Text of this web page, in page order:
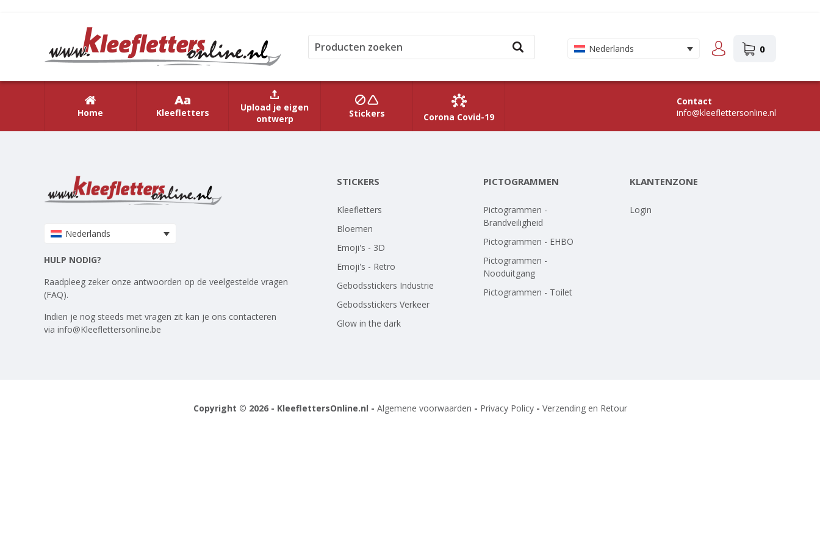
Nederlands 0
Home Kleefletters
Upload je eigen
ontwerp
Stickers Corona Covid-19
Contact
info@kleeflettersonline.nl
Nederlands
HULP NODIG?
Raadpleeg zeker onze antwoorden op de veelgestelde vragen
(FAQ).
Indien je nog steeds met vragen zit kan je ons contacteren
via info@Kleeflettersonline.be
STICKERS
Kleefletters
Bloemen
Emoji's - 3D
Emoji's - Retro
Gebodsstickers Industrie
Gebodsstickers Verkeer
Glow in the dark
PICTOGRAMMEN
Pictogrammen -
Brandveiligheid
Pictogrammen - EHBO
Pictogrammen -
Nooduitgang
Pictogrammen - Toilet
KLANTENZONE
Login
Copyright © 2026 - KleeflettersOnline.nl - Algemene voorwaarden - Privacy Policy- Verzending en Retour